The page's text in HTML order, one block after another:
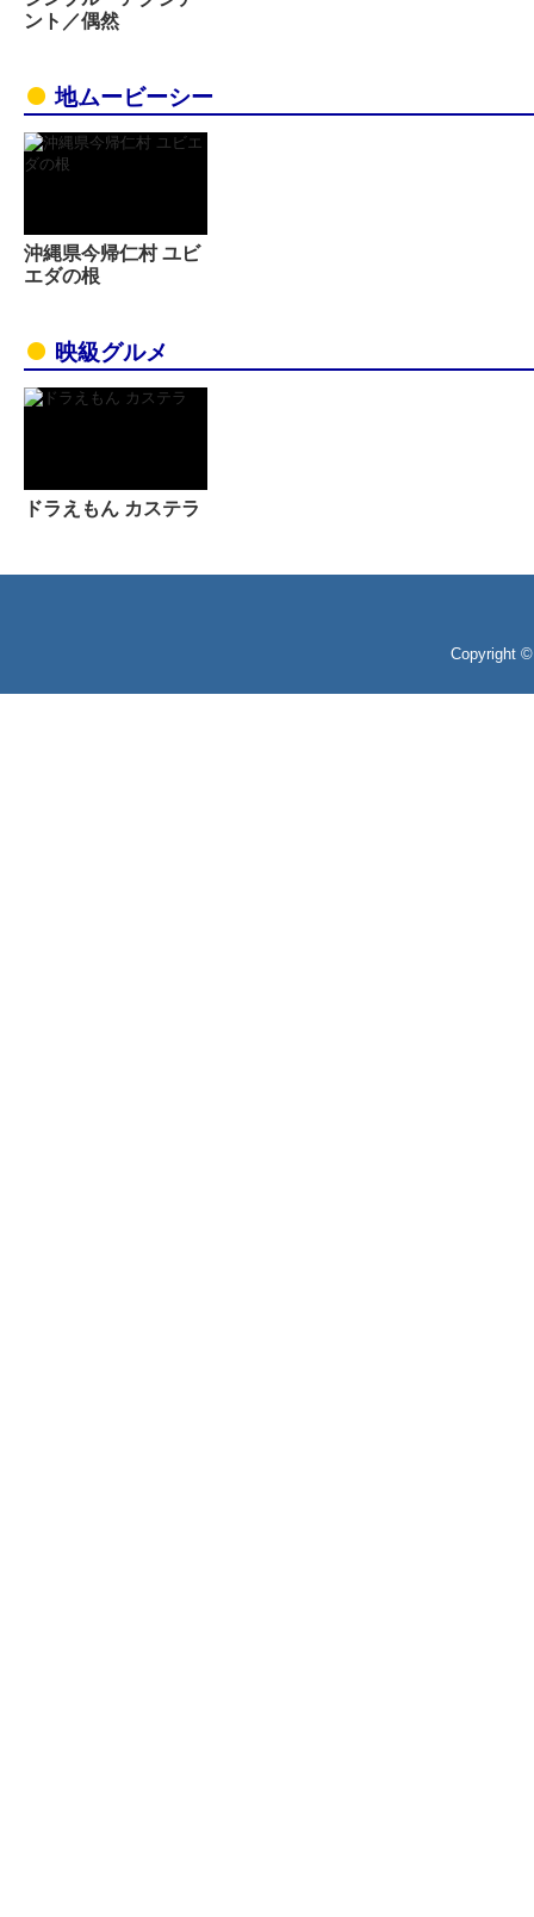
ント／偶然
地ムービーシー
沖縄県今帰仁村 ユビ
エダの根
映級グルメ
ドラえもん カステラ
Copyright